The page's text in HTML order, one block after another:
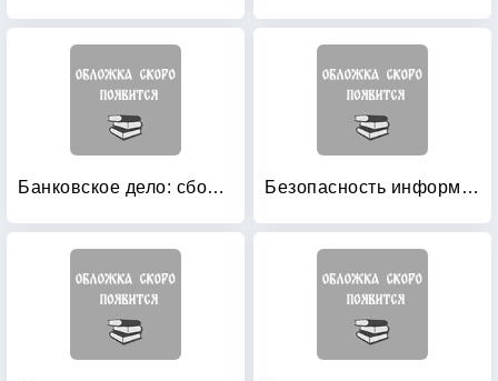
Банковское дело: сборник тестов: Учебно-методическое пособие Безопасность информации в автоматизированных системах